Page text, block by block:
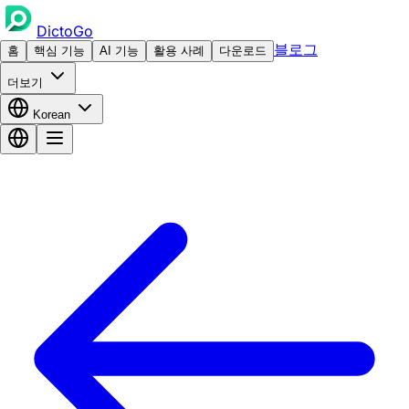
DictoGo
홈 핵심 기능 AI 기능 활용 사례 다운로드 블로그
더보기
Korean